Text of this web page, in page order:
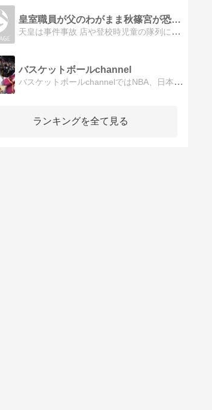
皇室職員が父のわがまま秋篠宮が恐怖国民支配
天皇は事件事故 店や登校時児童の隊列に車を突っ込ませる及び毒物で病院送り毒点滴で 日本国民を「殺害」をしています恐怖支配 その解説を少し
バスケットボールchannel
バスケットボールchannelではNBA、日本国内リーグ（NBL・bjリーグ）で活躍する選手についての紹介、またバスケ界の旬なニュースを発信していきます。
ランキングを全て見る